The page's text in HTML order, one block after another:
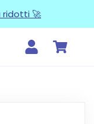
ridotti 🚀